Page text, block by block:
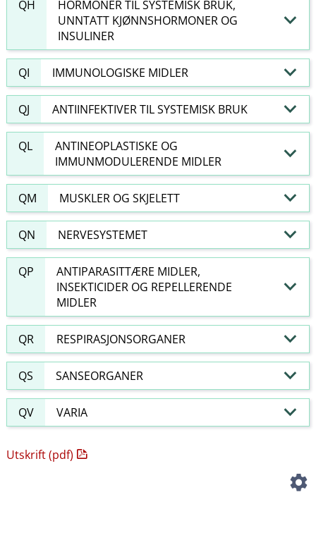
QH
HORMONER TIL SYSTEMISK BRUK,
UNNTATT KJØNNSHORMONER OG
INSULINER
QI IMMUNOLOGISKE MIDLER
QJ ANTIINFEKTIVER TIL SYSTEMISK BRUK
QL
ANTINEOPLASTISKE OG
IMMUNMODULERENDE MIDLER
QM MUSKLER OG SKJELETT
QN NERVESYSTEMET
QP
ANTIPARASITTÆRE MIDLER,
INSEKTICIDER OG REPELLERENDE
MIDLER
QR RESPIRASJONSORGANER
QS SANSEORGANER
QV VARIA
Utskrift (pdf)